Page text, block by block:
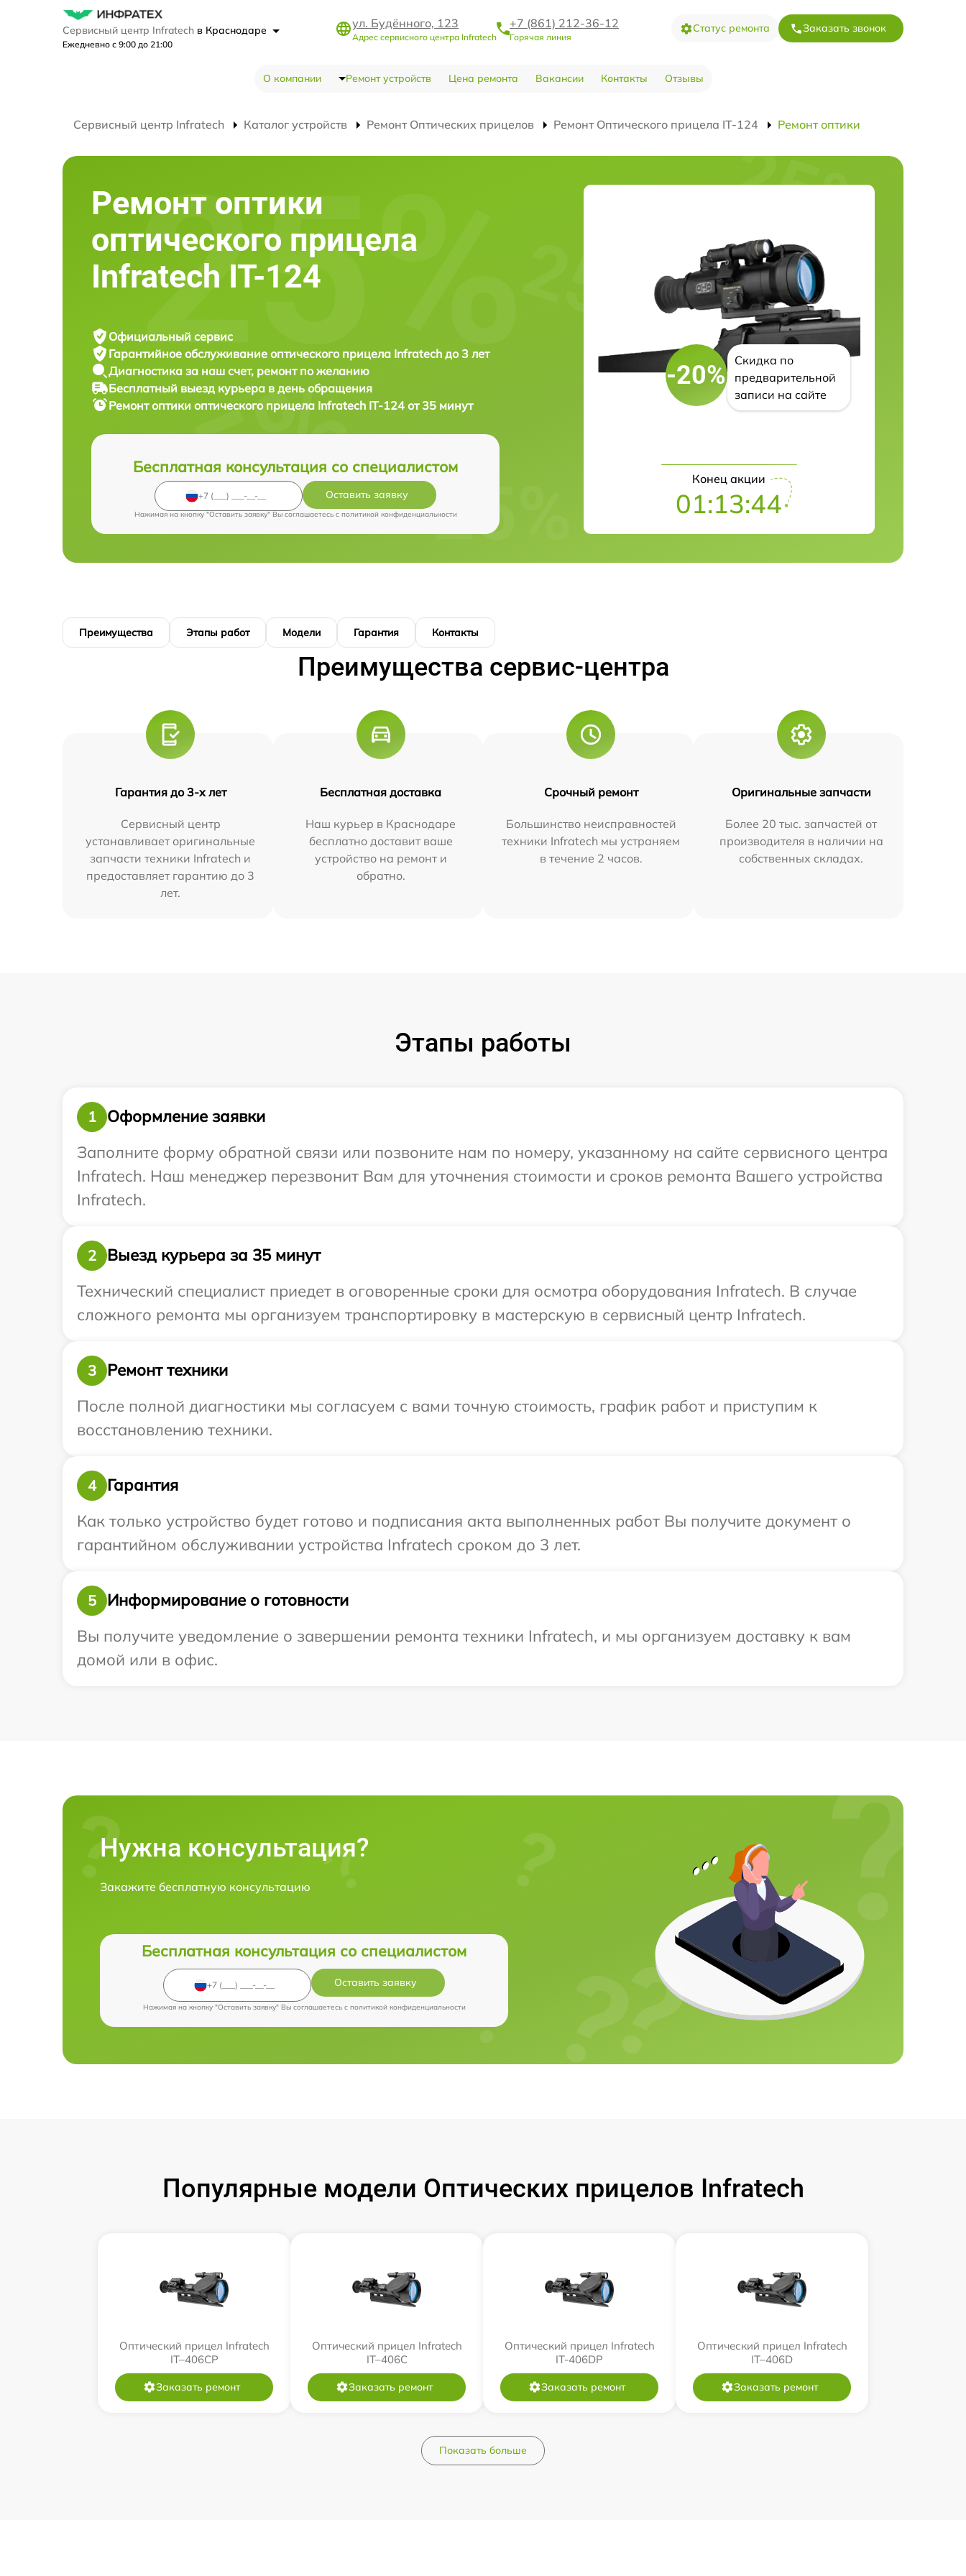
Сервисный центр Infratech в Краснодаре
Ежедневно с 9:00 до 21:00
ул. Будённого, 123
Адрес сервисного центра Infratech
+7 (861) 212-36-12
Горячая линия
Статус ремонта Заказать звонок
О компании Ремонт устройств Цена ремонта Вакансии Контакты Отзывы
Сервисный центр Infratech Каталог устройств Ремонт Оптических прицелов Ремонт Оптического прицела IT-124 Ремонт оптики
Ремонт оптики
оптического прицела
Infratech IT-124
Официальный сервис
Гарантийное обслуживание оптического прицела Infratech до 3 лет
Диагностика за наш счет, ремонт по желанию
Бесплатный выезд курьера в день обращения
Ремонт оптики оптического прицела Infratech IT-124 от 35 минут
Бесплатная консультация со специалистом
Оставить заявку
Нажимая на кнопку "Оставить заявку" Вы соглашаетесь c политикой конфиденциальности
-20%
Скидка по
предварительной
записи на сайте
Конец акции
01:13:43
Преимущества Этапы работ Модели Гарантия Контакты
Преимущества сервис-центра
Гарантия до 3-х лет
Сервисный центр
устанавливает оригинальные
запчасти техники Infratech и
предоставляет гарантию до 3
лет.
Бесплатная доставка
Наш курьер в Краснодаре
бесплатно доставит ваше
устройство на ремонт и
обратно.
Срочный ремонт
Большинство неисправностей
техники Infratech мы устраняем
в течение 2 часов.
Оригинальные запчасти
Более 20 тыс. запчастей от
производителя в наличии на
собственных складах.
Этапы работы
1
Оформление заявки
Заполните форму обратной связи или позвоните нам по номеру, указанному на сайте сервисного центра
Infratech. Наш менеджер перезвонит Вам для уточнения стоимости и сроков ремонта Вашего устройства
Infratech.
2
Выезд курьера за 35 минут
Технический специалист приедет в оговоренные сроки для осмотра оборудования Infratech. В случае
сложного ремонта мы организуем транспортировку в мастерскую в сервисный центр Infratech.
3
Ремонт техники
После полной диагностики мы согласуем с вами точную стоимость, график работ и приступим к
восстановлению техники.
4
Гарантия
Как только устройство будет готово и подписания акта выполненных работ Вы получите документ о
гарантийном обслуживании устройства Infratech сроком до 3 лет.
5
Информирование о готовности
Вы получите уведомление о завершении ремонта техники Infratech, и мы организуем доставку к вам
домой или в офис.
Нужна консультация?
Закажите бесплатную консультацию
Бесплатная консультация со специалистом
Оставить заявку
Нажимая на кнопку "Оставить заявку" Вы соглашаетесь c политикой конфиденциальности
Популярные модели Оптических прицелов Infratech
Оптический прицел Infratech
IT–406СP
Заказать ремонт
Оптический прицел Infratech
IT–406С
Заказать ремонт
Оптический прицел Infratech
IT-406DP
Заказать ремонт
Оптический прицел Infratech
IT–406D
Заказать ремонт
Показать больше